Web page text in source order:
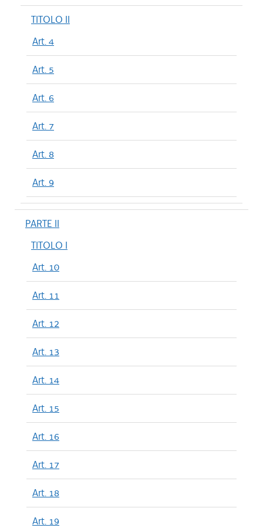
TITOLO II
Art. 4
Art. 5
Art. 6
Art. 7
Art. 8
Art. 9
PARTE II
TITOLO I
Art. 10
Art. 11
Art. 12
Art. 13
Art. 14
Art. 15
Art. 16
Art. 17
Art. 18
Art. 19